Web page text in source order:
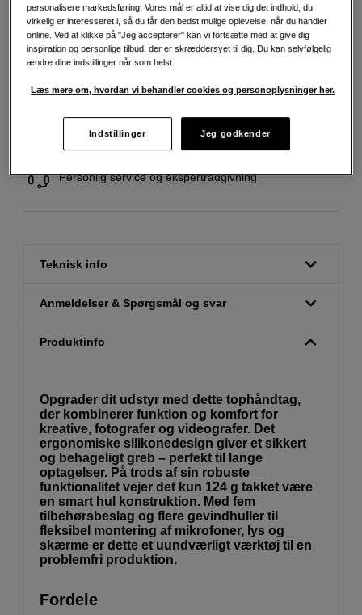
Læg i indkøbskurv
Personlig service og ekspertrådgivning
Teknisk info
Anmeldelser & Spørgsmål og svar
Produktinfo
Opgrader dit udstyr med dette tophåndtag,
der kombinerer funktion og komfort for
kreative, fotografer og videografer. Det
ergonomiske silikonedesign giver et sikkert
og behageligt greb – perfekt til lange
optagelser. På trods af sin robuste
funktionalitet vejer det kun 124 g takket være
en smart hul konstruktion. Med fem
tilbehørsbeslag og flere gevindhuller til
fleksibel montering af mikrofoner, lys og
skærme er dette et uundværligt værktøj til en
problemfri produktion.
Fordele
personalisere markedsføring. Vores mål er altid at vise dig det indhold, du
virkelig er interesseret i, så du får den bedst mulige oplevelse, når du handler
online. Ved at klikke på "Jeg accepterer" kan vi fortsætte med at give dig
inspiration og personlige tilbud, der er skræddersyet til dig. Du kan selvfølgelig
ændre dine indstillinger når som helst.
Læs mere om, hvordan vi behandler cookies og personoplysninger her.
Indstillinger Jeg godkender